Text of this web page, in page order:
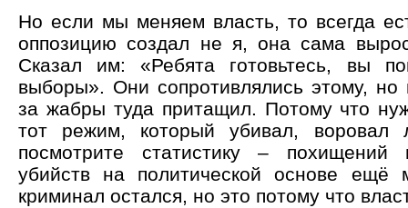
Но если мы меняем власть, то всегда
оппозицию создал не я, она сама
Сказал им: «Ребята готовьтесь, вы
выборы». Они сопротивлялись этому, но
за жабры туда притащил. Потому что
тот режим, который убивал, воровал
посмотрите статистику –
убийств на политической основе
криминал остался, но это потому что